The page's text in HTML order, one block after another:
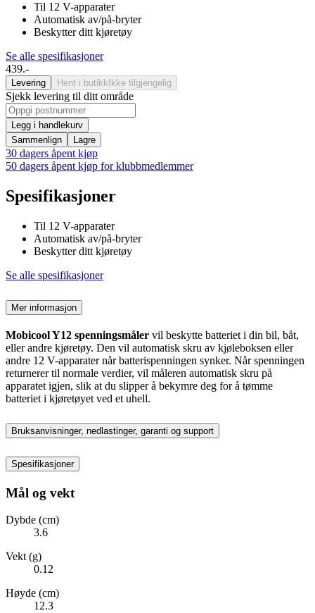
Til 12 V-apparater
Automatisk av/på-bryter
Beskytter ditt kjøretøy
Se alle spesifikasjoner
439.-
Levering Hent i butikk Ikke tilgjengelig
Sjekk levering til ditt område
Legg i handlekurv
Sammenlign
Lagre
30 dagers åpent kjøp
50 dagers åpent kjøp for klubbmedlemmer
Spesifikasjoner
Til 12 V-apparater
Automatisk av/på-bryter
Beskytter ditt kjøretøy
Se alle spesifikasjoner
Mer informasjon
Mobicool Y12 spenningsmåler vil beskytte batteriet i din bil, båt,
eller andre kjøretøy. Den vil automatisk skru av kjøleboksen eller
andre 12 V-apparater når batterispenningen synker. Når spenningen
returnerer til normale verdier, vil måleren automatisk skru på
apparatet igjen, slik at du slipper å bekymre deg for å tømme
batteriet i kjøretøyet ved et uhell.
Bruksanvisninger, nedlastinger, garanti og support
Spesifikasjoner
Mål og vekt
Dybde (cm)
3.6
Vekt (g)
0.12
Høyde (cm)
12.3